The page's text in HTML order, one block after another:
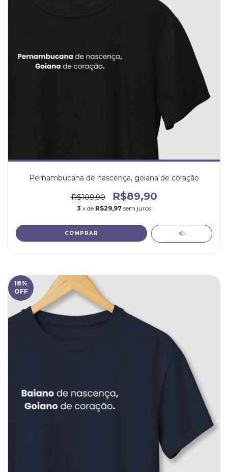
Pernambucana de nascença, goiana de coração
R$109,90 R$89,90
3 x de R$29,97 sem juros
COMPRAR
18%
OFF